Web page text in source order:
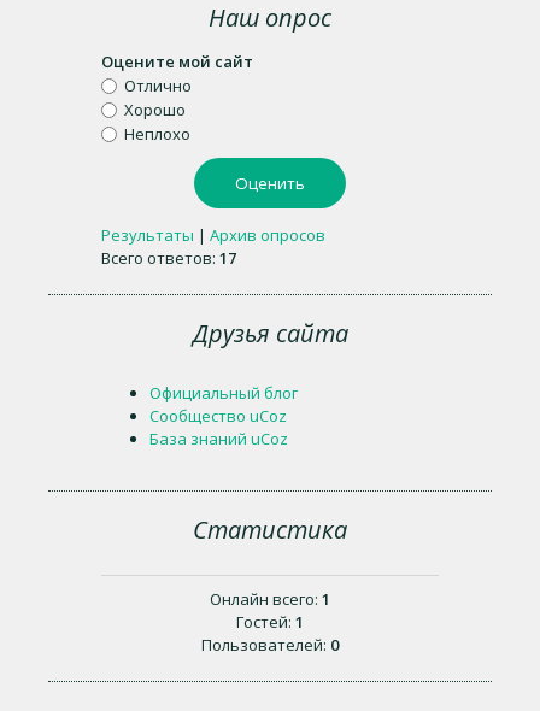
Наш опрос
Оцените мой сайт
Отлично
Хорошо
Неплохо
Результаты | Архив опросов
Всего ответов: 17
Друзья сайта
Официальный блог
Сообщество uCoz
База знаний uCoz
Статистика
Онлайн всего: 1
Гостей: 1
Пользователей: 0